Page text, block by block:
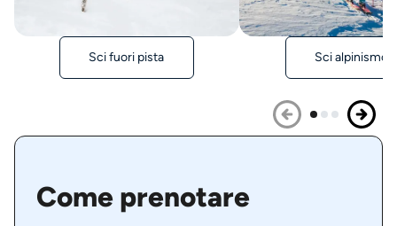
Sci fuori pista Sci alpinismo
Come prenotare